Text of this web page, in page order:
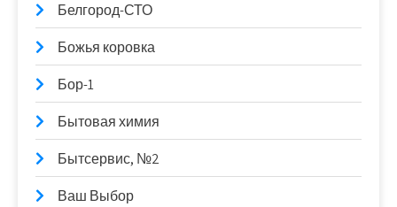
Белгород-СТО
Божья коровка
Бор-1
Бытовая химия
Бытсервис, №2
Ваш Выбор